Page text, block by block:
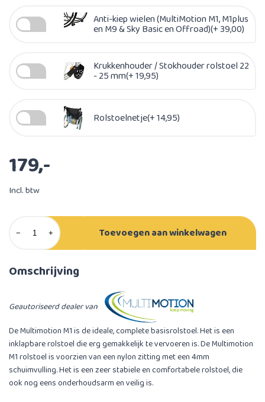
Anti-kiep wielen (MultiMotion M1, M1plus
en M9 & Sky Basic en Offroad)(+ 39,00)
Krukkenhouder / Stokhouder rolstoel 22
- 25 mm(+ 19,95)
Rolstoelnetje(+ 14,95)
179,-
Incl. btw
− + Toevoegen aan winkelwagen
Omschrijving
Geautoriseerd dealer van
De Multimotion M1 is de ideale, complete basisrolstoel. Het is een
inklapbare rolstoel die erg gemakkelijk te vervoeren is. De Multimotion
M1 rolstoel is voorzien van een nylon zitting met een 4mm
schuimvulling. Het is een zeer stabiele en comfortabele rolstoel, die
ook nog eens onderhoudsarm en veilig is.